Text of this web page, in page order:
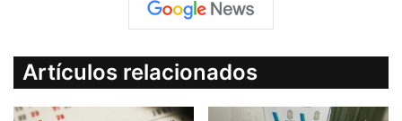
Artículos relacionados